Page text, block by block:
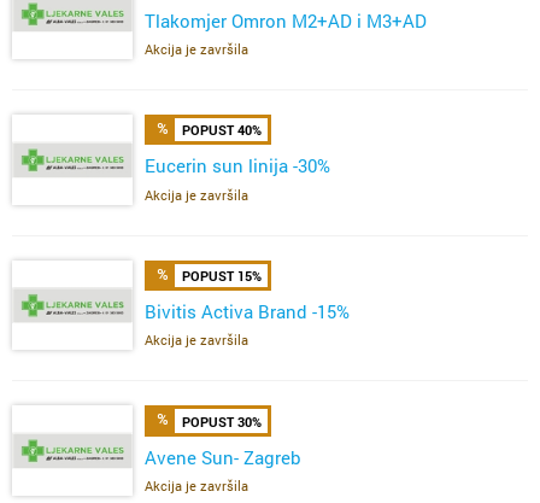
Tlakomjer Omron M2+AD i M3+AD
Akcija je završila
POPUST 40%
Eucerin sun linija -30%
Akcija je završila
POPUST 15%
Bivitis Activa Brand -15%
Akcija je završila
POPUST 30%
Avene Sun- Zagreb
Akcija je završila